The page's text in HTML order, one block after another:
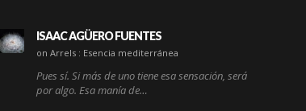
ISAAC AGÜERO FUENTES
on Arrels : Esencia mediterránea
Pues sí. Si más de uno tiene esa sensación, será
por algo. Esa manía de…